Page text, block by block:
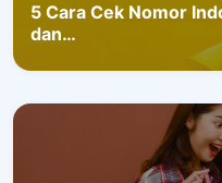
5 Cara Cek Nomor
dan…